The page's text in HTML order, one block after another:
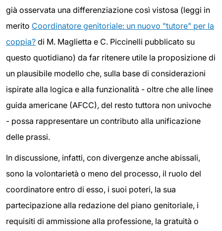
già osservata una differenziazione così vistosa (leggi in
merito Coordinatore genitoriale: un nuovo "tutore" per la
coppia? di M. Maglietta e C. Piccinelli pubblicato su
questo quotidiano) da far ritenere utile la proposizione di
un plausibile modello che, sulla base di considerazioni
ispirate alla logica e alla funzionalità - oltre che alle linee
guida americane (AFCC), del resto tuttora non univoche
- possa rappresentare un contributo alla unificazione
delle prassi.
In discussione, infatti, con divergenze anche abissali,
sono la volontarietà o meno del processo, il ruolo del
coordinatore entro di esso, i suoi poteri, la sua
partecipazione alla redazione del piano genitoriale, i
requisiti di ammissione alla professione, la gratuità o